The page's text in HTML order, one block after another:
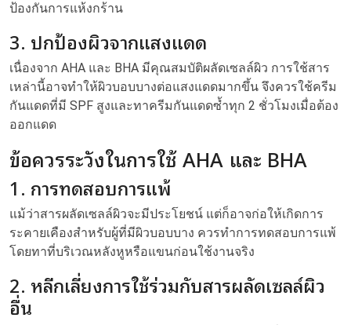
ป้องกันการแห้งกร้าน
3. ปกป้องผิวจากแสงแดด
เนื่องจาก AHA และ BHA มีคุณสมบัติผลัดเซลล์ผิว การใช้สาร
เหล่านี้อาจทำให้ผิวบอบบางต่อแสงแดดมากขึ้น จึงควรใช้ครีม
กันแดดที่มี SPF สูงและทาครีมกันแดดซ้ำทุก 2 ชั่วโมงเมื่อต้อง
ออกแดด
ข้อควรระวังในการใช้ AHA และ BHA
1. การทดสอบการแพ้
แม้ว่าสารผลัดเซลล์ผิวจะมีประโยชน์ แต่ก็อาจก่อให้เกิดการ
ระคายเคืองสำหรับผู้ที่มีผิวบอบบาง ควรทำการทดสอบการแพ้
โดยทาที่บริเวณหลังหูหรือแขนก่อนใช้งานจริง
2. หลีกเลี่ยงการใช้ร่วมกับสารผลัดเซลล์ผิว
อื่น